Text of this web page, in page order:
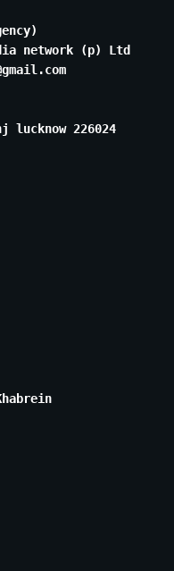
network (p) Ltd
lucknow 226024